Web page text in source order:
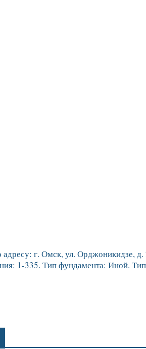
г. Омск, ул. Орджоникидзе,
1-335. Тип фундамента: Иной.